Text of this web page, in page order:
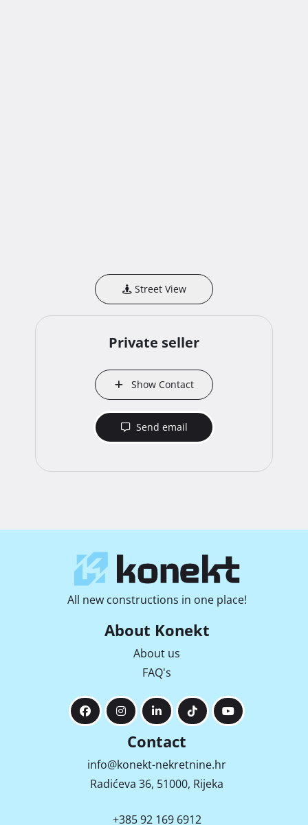
Street View
Private seller
Show Contact
Send email
All new constructions in one place!
About Konekt
About us
FAQ's
Contact
info@konekt-nekretnine.hr
Radićeva 36, 51000, Rijeka
+385 92 169 6912